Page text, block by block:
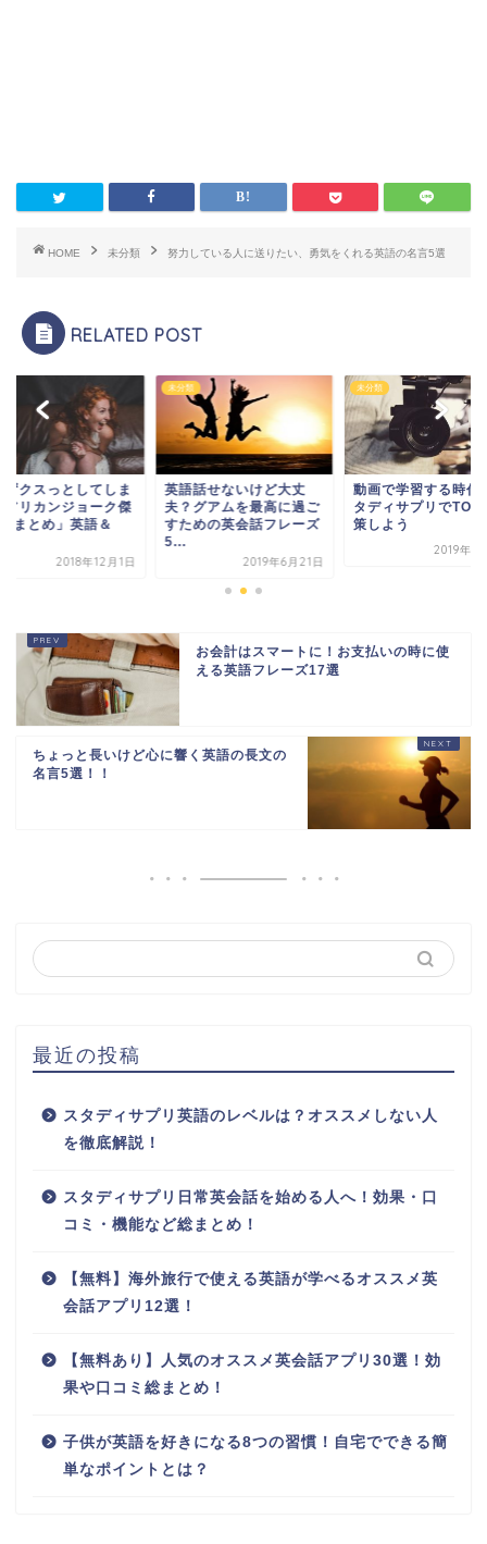
HOME 未分類 努力している人に送りたい、勇気をくれる英語の名言5選
RELATED POST
ずクスっとしてしま
アリカンジョーク傑
まとめ」英語＆
2018年12月1日
未分類
英語話せないけど大丈
夫？グアムを最高に過ご
すための英会話フレーズ
5...
2019年6月21日
未分類
動画で学習する時代
タディサプリで
策しよう
2019年1
お会計はスマートに！お支払いの時に使
える英語フレーズ17選
ちょっと長いけど心に響く英語の長文の
名言5選！！
最近の投稿
スタディサプリ英語のレベルは？オススメしない人
を徹底解説！
スタディサプリ日常英会話を始める人へ！効果・口
コミ・機能など総まとめ！
【無料】海外旅行で使える英語が学べるオススメ英
会話アプリ12選！
【無料あり】人気のオススメ英会話アプリ30選！効
果や口コミ総まとめ！
子供が英語を好きになる8つの習慣！自宅でできる簡
単なポイントとは？